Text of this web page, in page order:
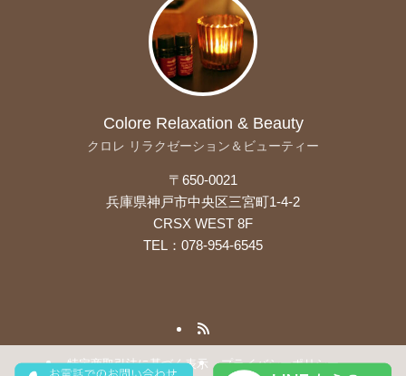
Colore Relaxation & Beauty
クロレ リラクゼーション＆ビューティー
〒650-0021
兵庫県神戸市中央区三宮町1-4-2
CRSX WEST 8F
TEL：078-954-6545
特定商取引法に基づく表示 プライバシーポリシー